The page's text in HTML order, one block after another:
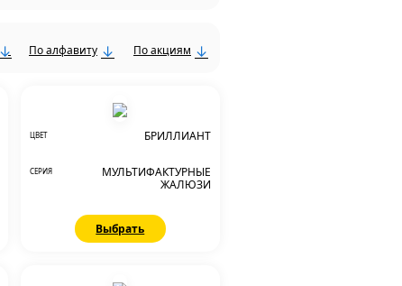
По алфавиту По акциям
ЦВЕТ БРИЛЛИАНТ
СЕРИЯ
МУЛЬТИФАКТУРНЫЕ
ЖАЛЮЗИ
Выбрать